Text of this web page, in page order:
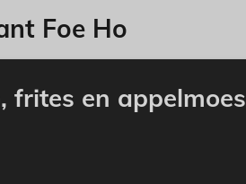
Foe Ho
frites en appelmoes